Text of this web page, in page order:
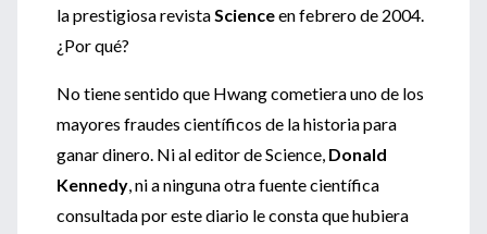
la prestigiosa revistaScienceen febrero de 2004.
¿Por qué?
No tiene sentido que Hwang cometiera uno de los
mayores fraudes científicos de la historia para
ganar dinero. Ni al editor de Science, Donald
Kennedy, ni a ninguna otra fuente científica
consultada por este diario le consta que hubiera